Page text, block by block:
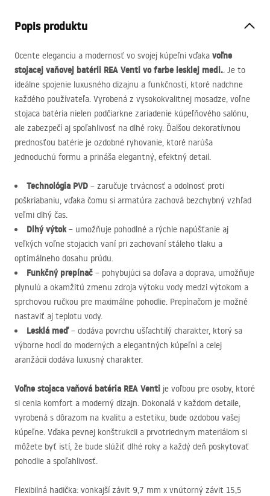
Popis produktu
Ocente eleganciu a modernosť vo svojej kúpeľni vďaka voľne
stojacej vaňovej batérii REA Venti vo farbe lesklej medi.. Je to
ideálne spojenie luxusného dizajnu a funkčnosti, ktoré nadchne
každého používateľa. Vyrobená z vysokokvalitnej mosadze, voľne
stojaca batéria nielen podčiarkne zariadenie kúpeľňového salónu,
ale zabezpečí aj spoľahlivosť na dlhé roky. Ďalšou dekoratívnou
prednosťou batérie je ozdobné ryhovanie, ktoré narúša
jednoduchú formu a prináša elegantný, efektný detail.
Technológia PVD – zaručuje trvácnosť a odolnosť proti
poškriabaniu, vďaka čomu si armatúra zachová bezchybný vzhľad
veľmi dlhý čas.
Dlhý výtok– umožňuje pohodlné a rýchle napúšťanie aj
veľkých voľne stojacich vaní pri zachovaní stáleho tlaku a
optimálneho dosahu prúdu.
Funkčný prepínač – pohybujúci sa doľava a doprava, umožňuje
plynulú a okamžitú zmenu zdroja výtoku vody medzi výtokom a
sprchovou ručkou pre maximálne pohodlie. Prepínačom je možné
nastaviť aj teplotu vody.
Lesklá meď– dodáva povrchu ušľachtilý charakter, ktorý sa
výborne hodí do moderných a elegantných kúpeľní a celej
aranžácii dodáva luxusný charakter.
Voľne stojaca vaňová batéria REA Venti je voľbou pre osoby, ktoré
si cenia komfort a moderný dizajn. Dokonalá v každom detaile,
vyrobená s dôrazom na kvalitu a estetiku, bude ozdobou vašej
kúpeľne. Vďaka pevnej konštrukcii a prvotriednym materiálom si
môžete byť istí, že bude slúžiť dlhé roky a každý deň poskytovať
pohodlie a spoľahlivosť.
Flexibilná hadička: vonkajší závit 9,7 mm x vnútorný závit 15,5